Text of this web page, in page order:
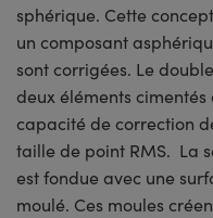
sphérique. Cette
un composant
sont corrigées. Le
deux éléments
capacité de correction
taille de point RMS. La
est fondue avec une
moulé. Ces moules